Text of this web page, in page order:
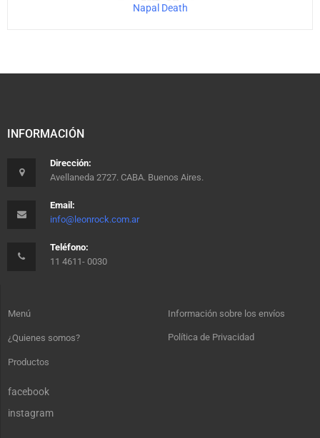
Napal Death
INFORMACIÓN
Dirección:
Avellaneda 2727. CABA. Buenos Aires.
Email:
info@leonrock.com.ar
Teléfono:
11 4611- 0030
Menú
¿Quienes somos?
Productos
Información sobre los envíos
Política de Privacidad
facebook
instagram